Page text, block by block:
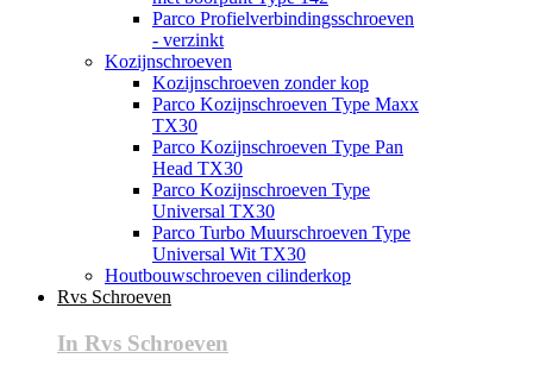
Parco Profielverbindingsschroeven
- verzinkt
Kozijnschroeven
Kozijnschroeven zonder kop
Parco Kozijnschroeven Type Maxx
TX30
Parco Kozijnschroeven Type Pan
Head TX30
Parco Kozijnschroeven Type
Universal TX30
Parco Turbo Muurschroeven Type
Universal Wit TX30
Houtbouwschroeven cilinderkop
Rvs Schroeven
In Rvs Schroeven